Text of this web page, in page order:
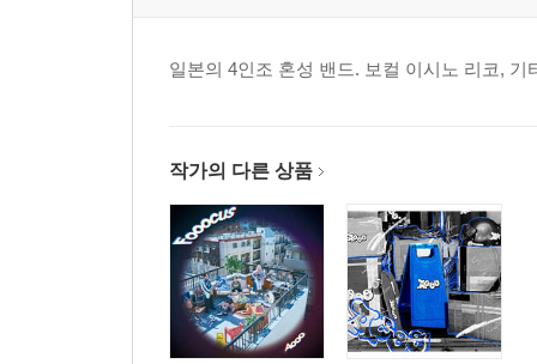
일본의 4인조 혼성 밴드. 보컬 이시노 리코,
작가의 다른 상품